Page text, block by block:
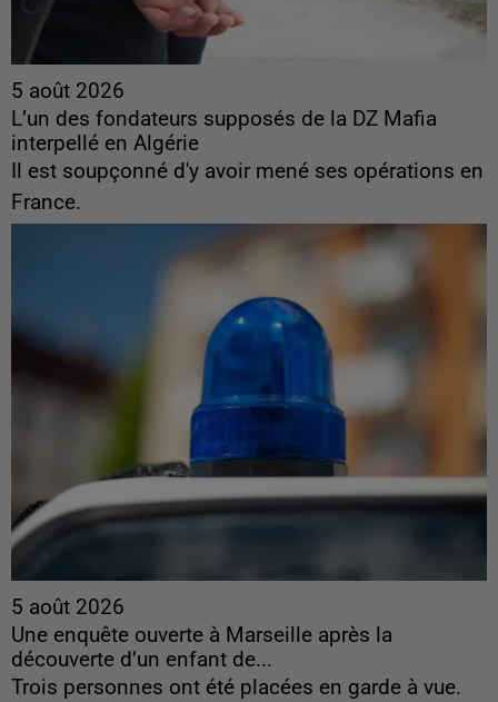
5 août 2026
L’un des fondateurs supposés de la DZ Mafia
interpellé en Algérie
Il est soupçonné d'y avoir mené ses opérations en
France.
5 août 2026
Une enquête ouverte à Marseille après la
découverte d’un enfant de...
Trois personnes ont été placées en garde à vue.